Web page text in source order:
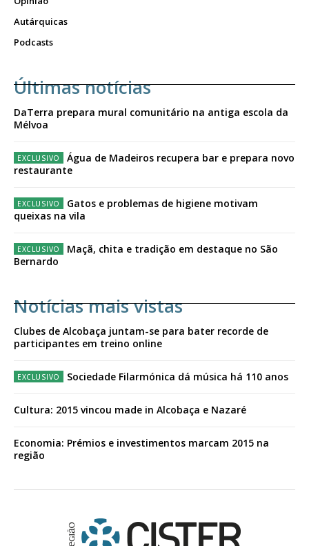
Autárquicas
Podcasts
Últimas notícias
DaTerra prepara mural comunitário na antiga escola da
Mélvoa
Água de Madeiros recupera bar e prepara novo
restaurante
Gatos e problemas de higiene motivam
queixas na vila
Maçã, chita e tradição em destaque no São
Bernardo
Notícias mais vistas
Clubes de Alcobaça juntam-se para bater recorde de
participantes em treino online
Sociedade Filarmónica dá música há 110 anos
Cultura: 2015 vincou made in Alcobaça e Nazaré
Economia: Prémios e investimentos marcam 2015 na
região